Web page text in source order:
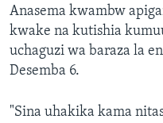
Anasema kwambw
kwake na kutishia
uchaguzi wa baraza la
Desemba 6.
"Sina uhakika kama